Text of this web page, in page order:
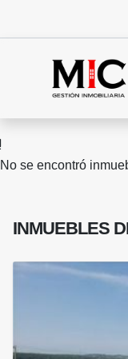
No se encontró
INMUEBLES